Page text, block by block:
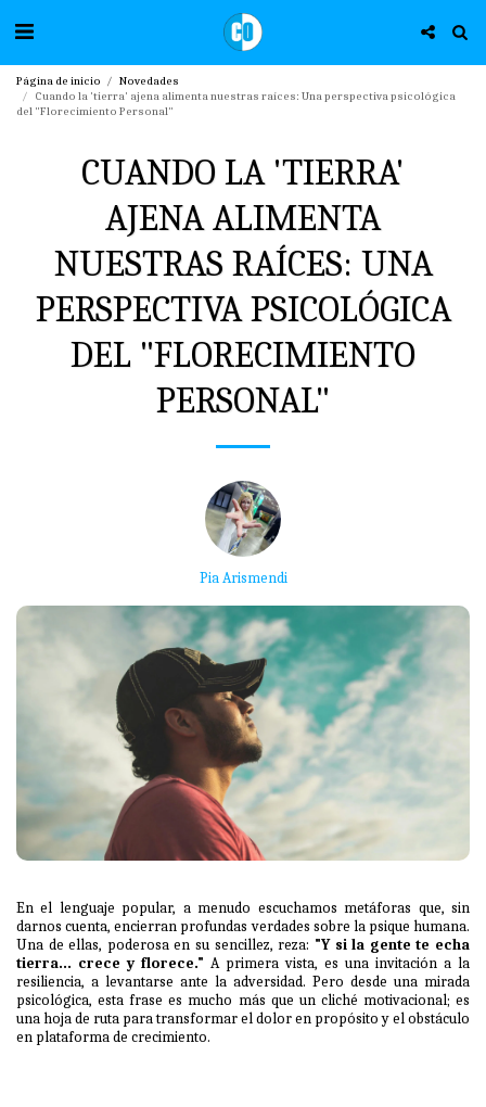
Página de inicio
Novedades
Cuando la 'tierra' ajena alimenta nuestras raíces: Una perspectiva psicológica
del "Florecimiento Personal"
CUANDO LA 'TIERRA'
AJENA ALIMENTA
NUESTRAS RAÍCES: UNA
PERSPECTIVA PSICOLÓGICA
DEL "FLORECIMIENTO
PERSONAL"
Pia Arismendi
En el lenguaje popular, a menudo escuchamos metáforas que, sin
darnos cuenta, encierran profundas verdades sobre la psique humana.
Una de ellas, poderosa en su sencillez, reza: "Y si la gente te echa
tierra... crece y florece." A primera vista, es una invitación a la
resiliencia, a levantarse ante la adversidad. Pero desde una mirada
psicológica, esta frase es mucho más que un cliché motivacional; es
una hoja de ruta para transformar el dolor en propósito y el obstáculo
en plataforma de crecimiento.